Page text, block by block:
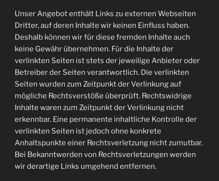
Unser Angebot enthält Links zu externen Webseiten
Dritter, auf deren Inhalte wir keinen Einfluss haben.
Deshalb können wir für diese fremden Inhalte auch
keine Gewähr übernehmen. Für die Inhalte der
verlinkten Seiten ist stets der jeweilige Anbieter oder
Betreiber der Seiten verantwortlich. Die verlinkten
Seiten wurden zum Zeitpunkt der Verlinkung auf
mögliche Rechtsverstöße überprüft. Rechtswidrige
Inhalte waren zum Zeitpunkt der Verlinkung nicht
erkennbar. Eine permanente inhaltliche Kontrolle der
verlinkten Seiten ist jedoch ohne konkrete
Anhaltspunkte einer Rechtsverletzung nicht zumutbar.
Bei Bekanntwerden von Rechtsverletzungen werden
wir derartige Links umgehend entfernen.